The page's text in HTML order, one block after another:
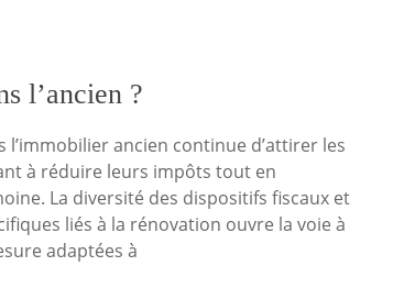
l’ancien ?
l’immobilier ancien continue d’attirer les
à réduire leurs impôts tout en
La diversité des dispositifs fiscaux et
liés à la rénovation ouvre la voie à
adaptées à